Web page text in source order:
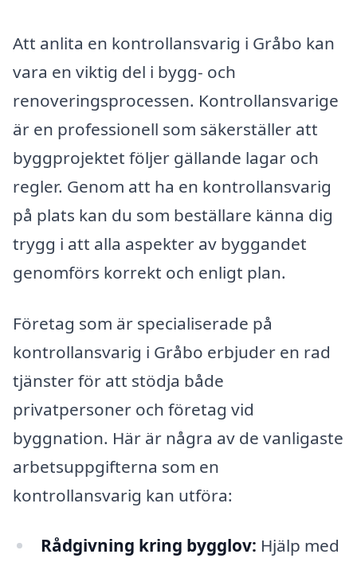
Att anlita en kontrollansvarig i Gråbo kan
vara en viktig del i bygg- och
renoveringsprocessen. Kontrollansvarige
är en professionell som säkerställer att
byggprojektet följer gällande lagar och
regler. Genom att ha en kontrollansvarig
på plats kan du som beställare känna dig
trygg i att alla aspekter av byggandet
genomförs korrekt och enligt plan.
Företag som är specialiserade på
kontrollansvarig i Gråbo erbjuder en rad
tjänster för att stödja både
privatpersoner och företag vid
byggnation. Här är några av de vanligaste
arbetsuppgifterna som en
kontrollansvarig kan utföra:
Rådgivning kring bygglov: Hjälp med